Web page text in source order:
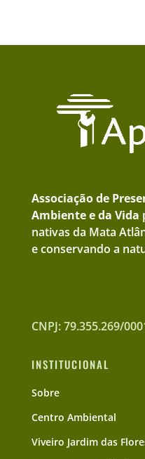
Associação de
Ambiente e da Vida
nativas da Mata
e conservando a
CNPJ: 79.355.269/
INSTITUCIONAL
Sobre
Centro Ambiental
Viveiro Jardim das